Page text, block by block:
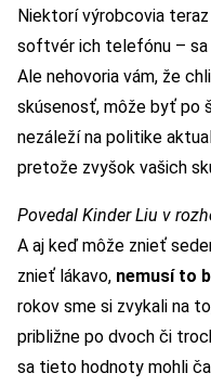
Niektorí výrobcovia
softvér ich telefónu – sa
Ale nehovoria vám, že
skúsenosť, môže byť po
nezáleží na politike
pretože zvyšok vašich
Povedal Kinder Liu v
A aj keď môže znieť
znieť lákavo, nemusí to
rokov sme si zvykali na
približne po dvoch či
sa tieto hodnoty mohli